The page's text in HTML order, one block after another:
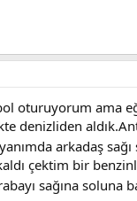
oturuyorum
denizliden
arkadaş
çektim bir
sağına